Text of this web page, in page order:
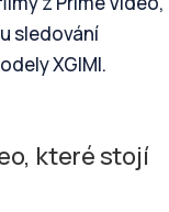
sledování
XGIMI.
které stojí